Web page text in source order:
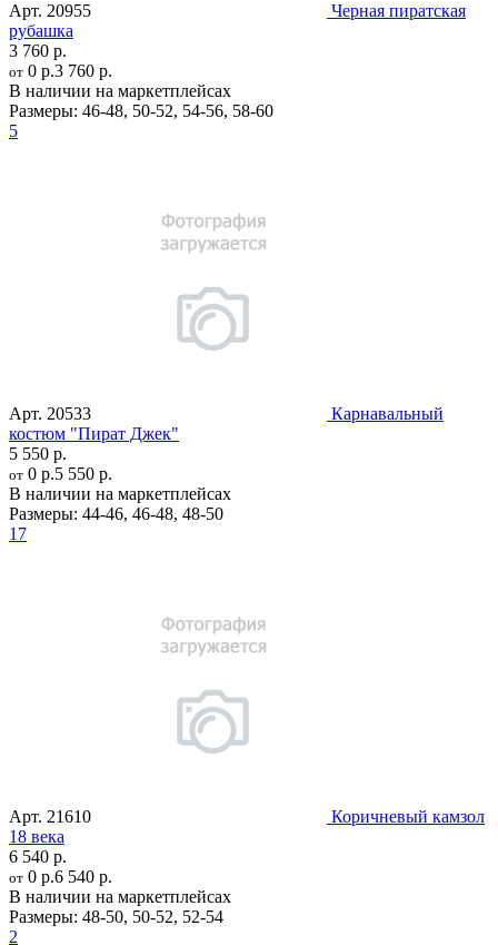
Арт. 20955
Черная пиратская
рубашка
3 760 р.
от 0 р.3 760 р.
В наличии на маркетплейсах
Размеры: 46-48, 50-52, 54-56, 58-60
5
Арт. 20533
Карнавальный
костюм "Пират Джек"
5 550 р.
от 0 р.5 550 р.
В наличии на маркетплейсах
Размеры: 44-46, 46-48, 48-50
17
Арт. 21610
Коричневый камзол
18 века
6 540 р.
от 0 р.6 540 р.
В наличии на маркетплейсах
Размеры: 48-50, 50-52, 52-54
2